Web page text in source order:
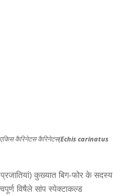
कैरिनेटस कैरिनेटस(Echis carinatus
कुख्यात बिग-फोर के सदस्य
विषैले सांप स्पेक्टाकल्ड